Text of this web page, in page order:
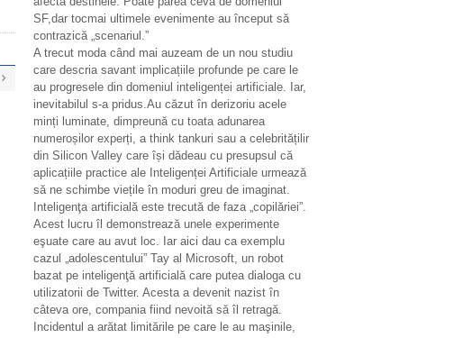

SF,dar tocmai ultimele evenimente au început să
contrazică „scenariul.”
A trecut moda când mai auzeam de un nou studiu
care descria savant implicațiile profunde pe care le
au progresele din domeniul inteligenței artificiale. Iar,
inevitabilul s-a pridus.Au căzut în derizoriu acele
minți luminate, dimpreună cu toata adunarea
numeroșilor experți, a think tankuri sau a celebritățilir
din Silicon Valley care își dădeau cu presupsul că
aplicațiile practice ale Inteligenței Artificiale urmează
să ne schimbe viețile în moduri greu de imaginat.
Inteligenţa artificială este trecută de faza „copilăriei”.
Acest lucru îl demonstrează unele experimente
eşuate care au avut loc. Iar aici dau ca exemplu
cazul „adolescentului” Tay al Microsoft, un robot
bazat pe inteligenţă artificială care putea dialoga cu
utilizatorii de Twitter. Acesta a devenit nazist în
câteva ore, compania fiind nevoită să îl retragă.
Incidentul a arătat limitările pe care le au maşinile,